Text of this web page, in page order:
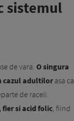
sistemul
de vara. O singura
cazul adultilorasa ca
de raceli.
si acid folic, fiind